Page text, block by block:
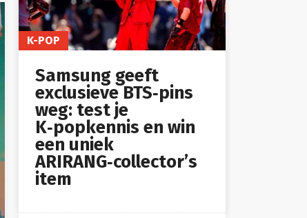
K-POP
Samsung geeft
exclusieve BTS‑pins
weg: test je
K‑popkennis en win
een uniek
ARIRANG‑collector’s
item